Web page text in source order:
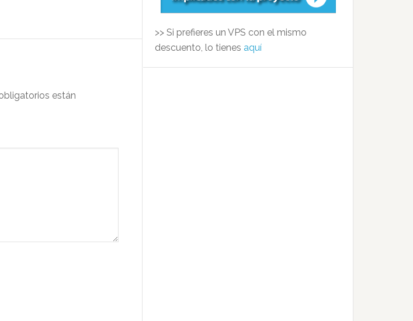
están
>> Si prefieres un VPS con el mismo
descuento, lo tienes aquí